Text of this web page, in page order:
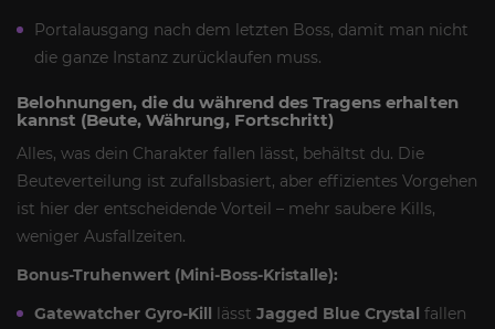
Portalausgang nach dem letzten Boss, damit man nicht
die ganze Instanz zurücklaufen muss.
Belohnungen, die du während des Tragens erhalten
kannst (Beute, Währung, Fortschritt)
Alles, was dein Charakter fallen lässt, behältst du. Die
Beuteverteilung ist zufallsbasiert, aber effizientes Vorgehen
ist hier der entscheidende Vorteil – mehr saubere Kills,
weniger Ausfallzeiten.
Bonus-Truhenwert (Mini-Boss-Kristalle):
Gatewatcher Gyro-Kill lässt Jagged Blue Crystal fallen